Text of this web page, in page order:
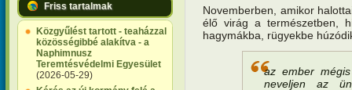
Friss tartalmak
Közgyűlést tartott - teaházzal
közösségibbé alakítva - a
Naphimnusz
Teremtésvédelmi Egyesület
(2026-05-29)
Novemberben, amikor
élő virág a természetben,
hagymákba, rügyekbe
az ember
neveljen az